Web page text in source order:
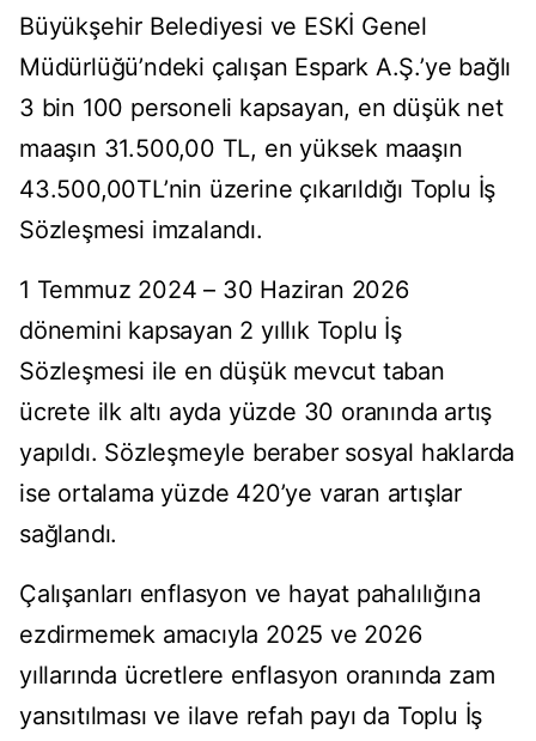
Büyükşehir Belediyesi ve ESKİ Genel
Müdürlüğü’ndeki çalışan Espark A.Ş.’ye bağlı
3 bin 100 personeli kapsayan, en düşük net
maaşın 31.500,00 TL, en yüksek maaşın
43.500,00TL’nin üzerine çıkarıldığı Toplu İş
Sözleşmesi imzalandı.
1 Temmuz 2024 – 30 Haziran 2026
dönemini kapsayan 2 yıllık Toplu İş
Sözleşmesi ile en düşük mevcut taban
ücrete ilk altı ayda yüzde 30 oranında artış
yapıldı. Sözleşmeyle beraber sosyal haklarda
ise ortalama yüzde 420’ye varan artışlar
sağlandı.
Çalışanları enflasyon ve hayat pahalılığına
ezdirmemek amacıyla 2025 ve 2026
yıllarında ücretlere enflasyon oranında zam
yansıtılması ve ilave refah payı da Toplu İş